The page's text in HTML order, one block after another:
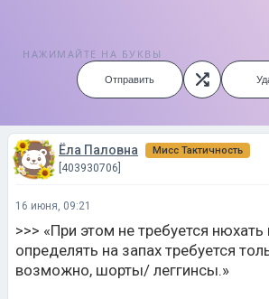
НАЖИМАЙТЕ НА БУКВЫ
Отправить
Ёла Паловна Мисс Тактичность
[403930706]
16 июня, 09:21
>>> «При этом не требуется
определять на запах требуется
возможно, шорты/ леггинсы.»